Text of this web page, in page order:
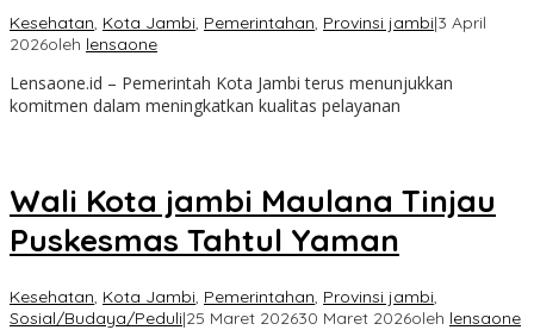
Kesehatan, Kota Jambi, Pemerintahan, Provinsi jambi|3 April
2026oleh lensaone
Lensaone.id – Pemerintah Kota Jambi terus menunjukkan
komitmen dalam meningkatkan kualitas pelayanan
Wali Kota jambi Maulana Tinjau
Puskesmas Tahtul Yaman
Kesehatan, Kota Jambi, Pemerintahan, Provinsi jambi,
Sosial/Budaya/Peduli|25 Maret 202630 Maret 2026oleh lensaone